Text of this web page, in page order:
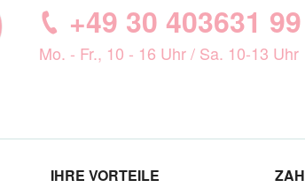
+49 30 403631 99
Mo. - Fr., 10 - 16 Uhr / Sa. 10-13 Uhr
IHRE VORTEILE